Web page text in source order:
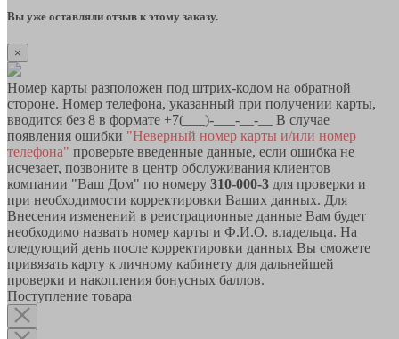
Вы уже оставляли отзыв к этому заказу.
×
Номер карты разположен под штрих-кодом на обратной
стороне. Номер телефона, указанный при получении карты,
вводится без 8 в формате +7(___)-___-__-__ В случае
появления ошибки "Неверный номер карты и/или номер
телефона" проверьте введенные данные, если ошибка не
исчезает, позвоните в центр обслуживания клиентов
компании "Ваш Дом" по номеру 310-000-3 для проверки и
при необходимости корректировки Ваших данных. Для
Внесения изменений в реистрационные данные Вам будет
необходимо назвать номер карты и Ф.И.О. владельца. На
следующий день после корректировки данных Вы сможете
привязать карту к личному кабинету для дальнейшей
проверки и накопления бонусных баллов.
Поступление товара